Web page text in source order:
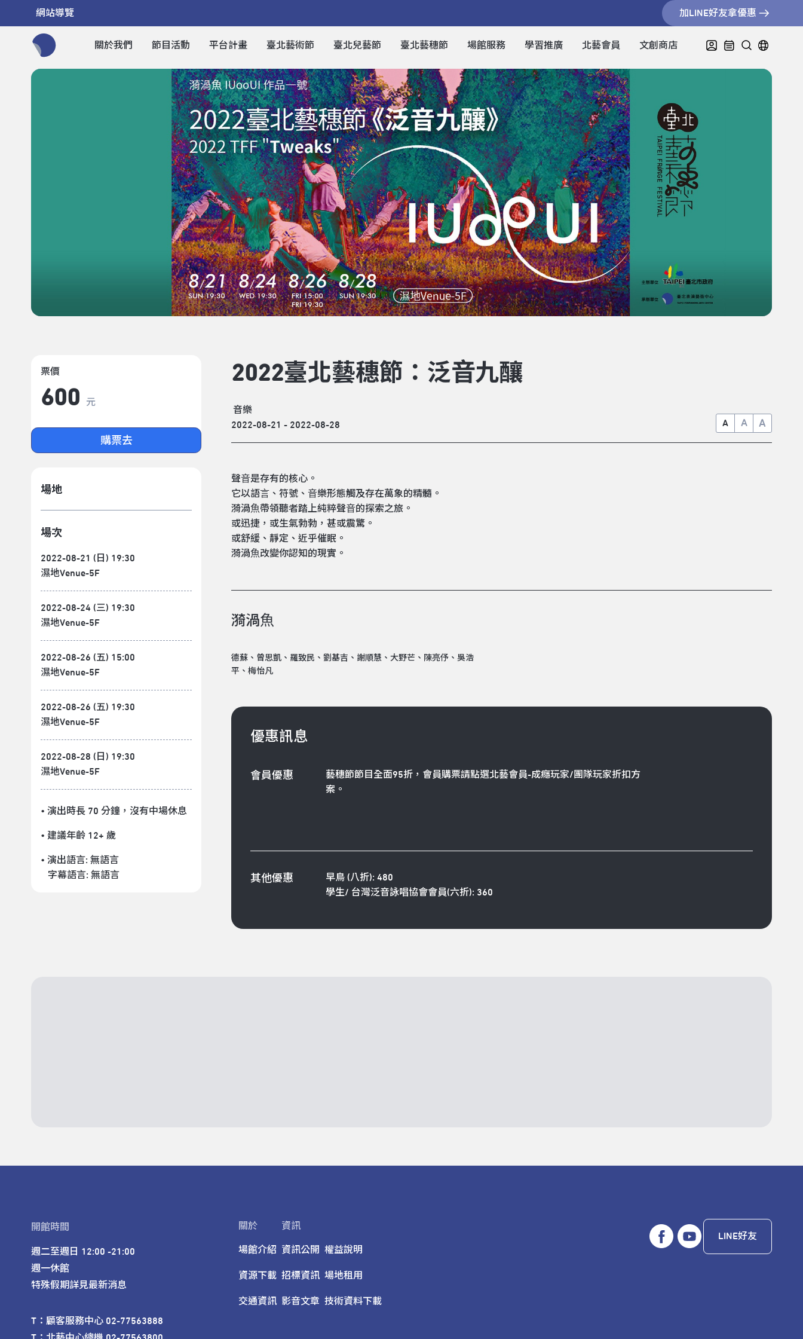
網站導覽 加LINE好友拿優惠
關於我們 節目活動 平台計畫 臺北藝術節 臺北兒藝節 臺北藝穗節 場館服務 學習推廣 北藝會員 文創商店
票價
600 元
購票去
場地
場次
2022-08-21 (日) 19:30
濕地Venue-5F
2022-08-24 (三) 19:30
濕地Venue-5F
2022-08-26 (五) 15:00
濕地Venue-5F
2022-08-26 (五) 19:30
濕地Venue-5F
2022-08-28 (日) 19:30
濕地Venue-5F
• 演出時長 70 分鐘 ，沒有中場休息
• 建議年齡 12+ 歲
• 演出語言: 無語言
字幕語言: 無語言
2022臺北藝穗節：泛⾳九釀
音樂
2022-08-21 - 2022-08-28
A A A
聲⾳是存有的核⼼。
它以語⾔、符號、⾳樂形態觸及存在萬象的精髓。
漪渦⿂帶領聽者踏上純粹聲⾳的探索之旅。
或迅捷，或⽣氣勃勃，甚或震驚。
或舒緩、靜定、近乎催眠。
漪渦⿂改變你認知的現實。
漪渦⿂
德蘇、曾思凱、羅致民、劉基吉、謝順慧、大野芒、陳亮伃、吳浩
平、梅怡凡
優惠訊息
會員優惠
藝穗節節目全面95折，會員購票請點選北藝會員-成癮玩家/團隊玩家折扣方
案。
其他優惠
早鳥 (八折): 480
學生/ 台灣泛音詠唱協會會員(六折): 360
開館時間
週二至週日 12:00 -21:00
週一休館
特殊假期詳見最新消息
T：顧客服務中心 02-77563888
關於
場館介紹
資源下載
交通資訊
資訊
資訊公開
招標資訊
影音文章
權益說明
場地租用
技術資料下載
LINE好友